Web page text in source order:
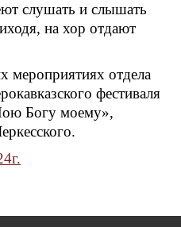
слушать и слышать
на хор отдают
мероприятиях отдела
фестиваля
Богу моему»,